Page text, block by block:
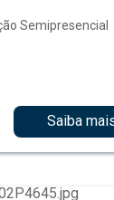
Semipresencial
Saiba